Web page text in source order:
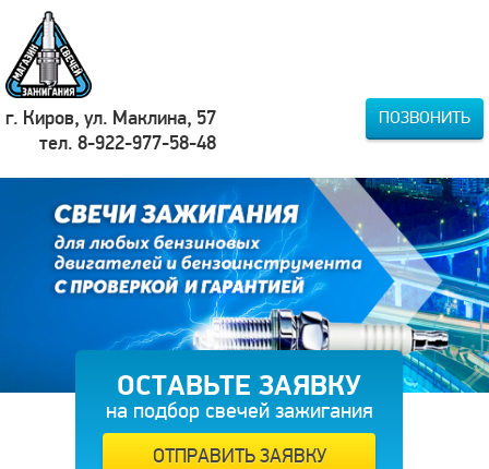
г. Киров, ул. Маклина, 57
тел. 8-922-977-58-48
ПОЗВОНИТЬ
ОСТАВЬТЕ ЗАЯВКУ
на подбор свечей зажигания